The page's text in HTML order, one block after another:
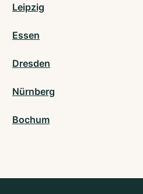
Leipzig
Essen
Dresden
Nürnberg
Bochum